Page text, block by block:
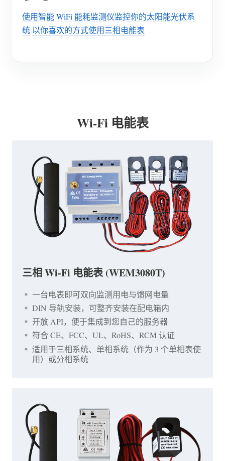
使用智能 WiFi 能耗监测仪监控你的太阳能光伏系
统 以你喜欢的方式使用三相电能表
Wi-Fi 电能表
三相 Wi-Fi 电能表 (WEM3080T)
一台电表即可双向监测用电与馈网电量
DIN 导轨安装，可整齐安装在配电箱内
开放 API，便于集成到您自己的服务器
符合 CE、FCC、UL、RoHS、RCM 认证
适用于三相系统、单相系统（作为 3 个单相表使
用）或分相系统